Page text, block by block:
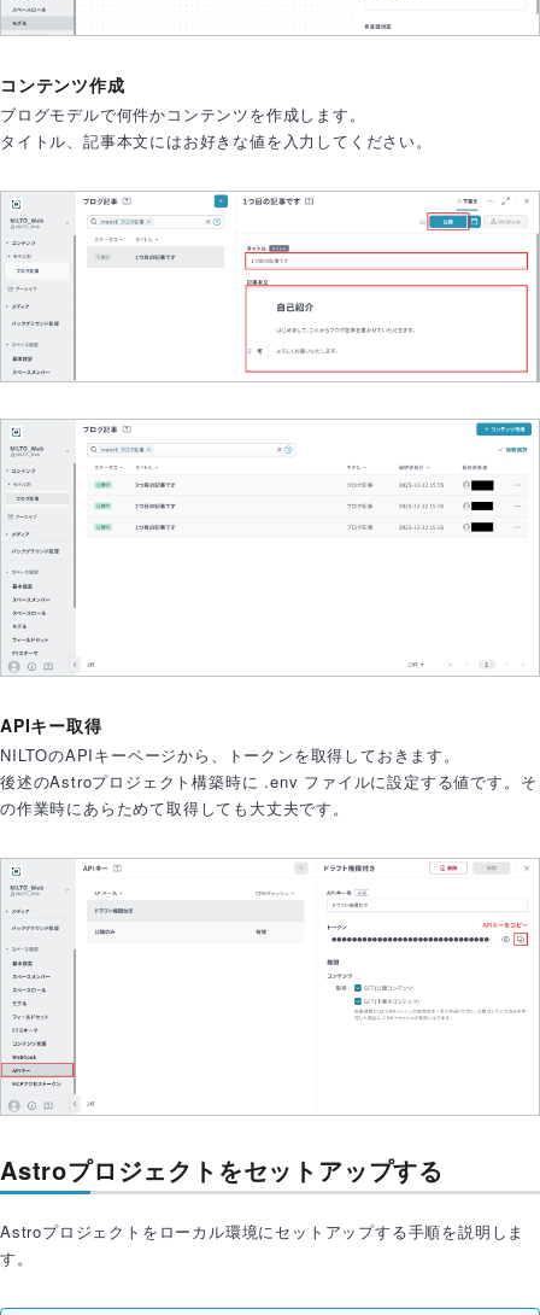
コンテンツ作成
ブログモデルで何件かコンテンツを作成します。
タイトル、記事本文にはお好きな値を入力してください。
APIキー取得
NILTOのAPIキーページから、トークンを取得しておきます。
後述のAstroプロジェクト構築時に .env ファイルに設定する値です。そ
の作業時にあらためて取得しても大丈夫です。
Astroプロジェクトをセットアップする
Astroプロジェクトをローカル環境にセットアップする手順を説明しま
す。